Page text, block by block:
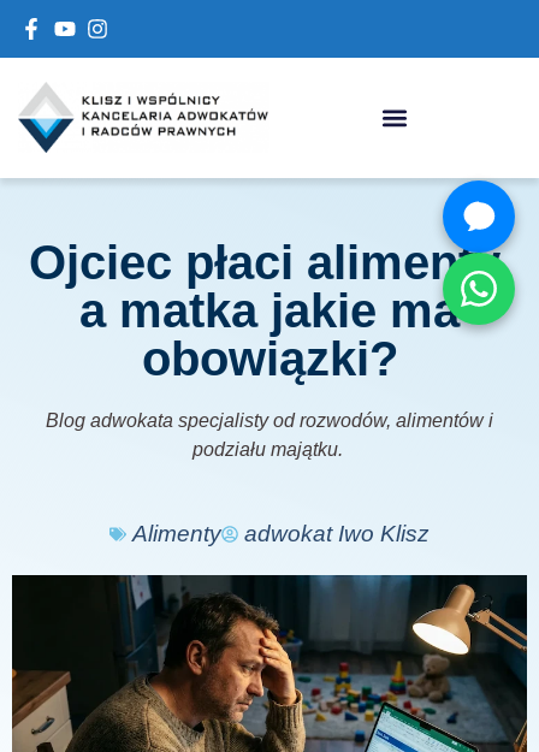
Ojciec płaci alimenty,
a matka jakie ma
obowiązki?
Blog adwokata specjalisty od rozwodów, alimentów i
podziału majątku.
Alimenty adwokat Iwo Klisz